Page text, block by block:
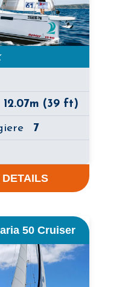
12.07m (39 ft)
7
50 Cruiser